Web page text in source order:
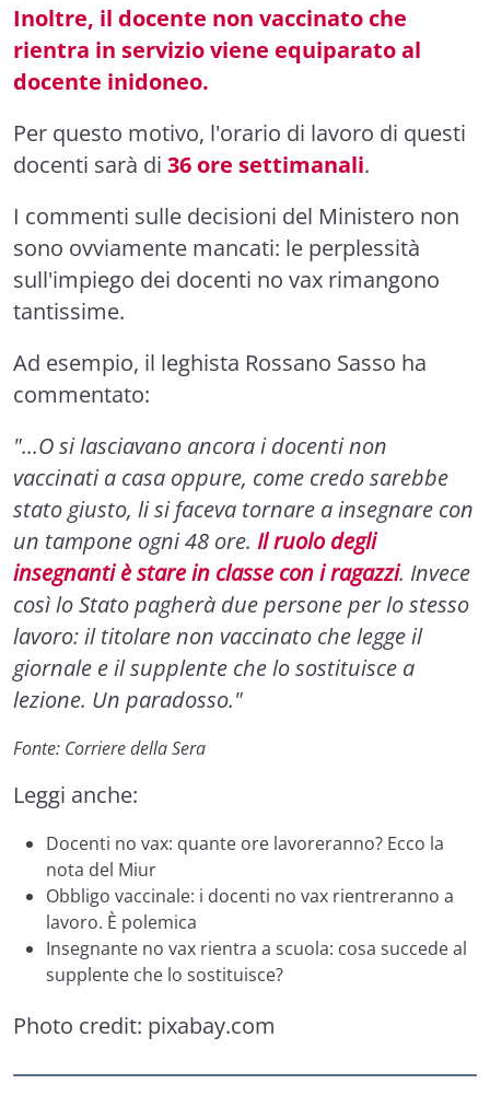
Inoltre, il docente non vaccinato che
rientra in servizio viene equiparato al
docente inidoneo.
Per questo motivo, l'orario di lavoro di questi
docenti sarà di 36 ore settimanali.
I commenti sulle decisioni del Ministero non
sono ovviamente mancati: le perplessità
sull'impiego dei docenti no vax rimangono
tantissime.
Ad esempio, il leghista Rossano Sasso ha
commentato:
"...O si lasciavano ancora i docenti non
vaccinati a casa oppure, come credo sarebbe
stato giusto, li si faceva tornare a insegnare con
un tampone ogni 48 ore. Il ruolo degli
insegnanti è stare in classe con i ragazzi. Invece
così lo Stato pagherà due persone per lo stesso
lavoro: il titolare non vaccinato che legge il
giornale e il supplente che lo sostituisce a
lezione. Un paradosso."
Fonte: Corriere della Sera
Leggi anche:
Docenti no vax: quante ore lavoreranno? Ecco la
nota del Miur
Obbligo vaccinale: i docenti no vax rientreranno a
lavoro. È polemica
Insegnante no vax rientra a scuola: cosa succede al
supplente che lo sostituisce?
Photo credit: pixabay.com